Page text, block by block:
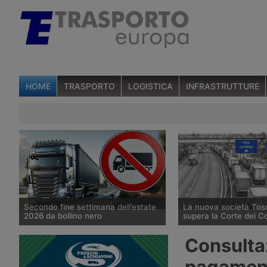
HOME TRASPORTO LOGISTICA INFRASTRUTTURE
Secondo fine settimana dell’estate
2026 da bollino nero
Divieti di circolazione per i veicoli
industriali e potenziamento del
personale Anas sulla rete nazionale
La nuova società
supera la Corte dei
delibera che avvia la